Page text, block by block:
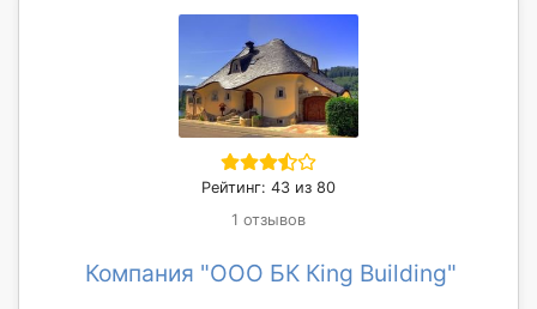
Рейтинг: 43 из 80
1 отзывов
Компания "ООО БК Кing Building"